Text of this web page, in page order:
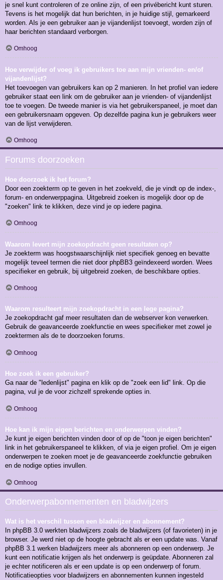
je snel kunt controleren of ze online zijn, of een privébericht kunt sturen.
Tevens is het mogelijk dat hun berichten, in je huidige stijl, gemarkeerd
worden. Als je een gebruiker aan je vijandenlijst toevoegt, worden zijn of
haar berichten standaard verborgen.
Omhoog
Hoe verwijder of voeg ik gebruikers toe aan mijn vrienden- en/of
vijandenlijst?
Het toevoegen van gebruikers kan op 2 manieren. In het profiel van iedere
gebruiker staat een link om de gebruiker aan je vrienden- of vijandenlijst
toe te voegen. De tweede manier is via het gebruikerspaneel, je moet dan
een gebruikersnaam opgeven. Op dezelfde pagina kun je gebruikers weer
van de lijst verwijderen.
Omhoog
Forums doorzoeken
Hoe doorzoek ik het forum?
Door een zoekterm op te geven in het zoekveld, die je vindt op de index-,
forum- en onderwerppagina. Uitgebreid zoeken is mogelijk door op de
"zoeken" link te klikken, deze vind je op iedere pagina.
Omhoog
Waarom levert mijn zoekopdracht geen resultaten op?
Je zoekterm was hoogstwaarschijnlijk niet specifiek genoeg en bevatte
mogelijk teveel termen die niet door phpBB3 geïndexeerd worden. Wees
specifieker en gebruik, bij uitgebreid zoeken, de beschikbare opties.
Omhoog
Waarom resulteert mijn zoekopdracht in een lege pagina?
Je zoekopdracht gaf meer resultaten dan de webserver kon verwerken.
Gebruik de geavanceerde zoekfunctie en wees specifieker met zowel je
zoektermen als de te doorzoeken forums.
Omhoog
Hoe zoek ik een gebruiker?
Ga naar de "ledenlijst" pagina en klik op de "zoek een lid" link. Op die
pagina, vul je de voor zichzelf sprekende opties in.
Omhoog
Hoe kan ik mijn eigen berichten en onderwerpen vinden?
Je kunt je eigen berichten vinden door of op de "toon je eigen berichten"
link in het gebruikerspaneel te klikken, of via je eigen profiel. Om je eigen
onderwerpen te zoeken moet je de geavanceerde zoekfunctie gebruiken
en de nodige opties invullen.
Omhoog
Onderwerpabonnementen en bladwijzers
Wat is het verschil tussen een bladwijzer en abonnement?
In phpBB 3.0 werkten bladwijzers zoals de bladwijzers (of favorieten) in je
browser. Je werd niet op de hoogte gebracht als er een update was. Vanaf
phpBB 3.1 werken bladwijzers meer als abonneren op een onderwerp. Je
kunt een notificatie krijgen als het onderwerp is geüpdate. Abonneren zal
je echter notificeren als er een update is op een onderwerp of forum.
Notificatieopties voor bladwijzers en abonnementen kunnen ingesteld